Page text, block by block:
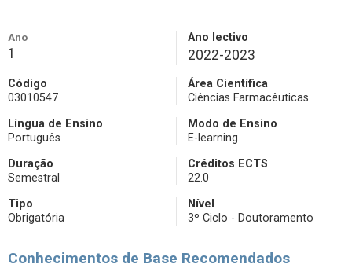
Ano
1
Ano lectivo
2022-2023
Código
03010547
Área Científica
Ciências Farmacêuticas
Língua de Ensino
Português
Modo de Ensino
E-learning
Duração
Semestral
Créditos ECTS
22.0
Tipo
Obrigatória
Nível
3º Ciclo - Doutoramento
Conhecimentos de Base Recomendados